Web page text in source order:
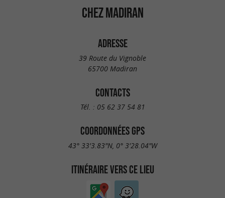
CHEZ MADIRAN
ADRESSE
39 Route du Vignoble
65700 Madiran
CONTACTS
Tél. : 05 62 37 54 81
COORDONNÉES GPS
43° 33'3.83"N, 0° 3'28.04"W
ITINÉRAIRE VERS CE LIEU